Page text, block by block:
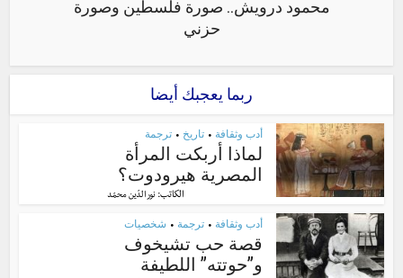
محمود درويش.. صورة فلسطين وصورة
حزني
ربما يعجبك أيضا
أدب وثقافة • تاريخ • ترجمة
لماذا أربكت المرأة
المصرية هيرودوت؟
الكاتب:نور الدّين محمّد
أدب وثقافة • ترجمة • شخصيات
قصة حب تشيخوف
و”حوتته” اللطيفة